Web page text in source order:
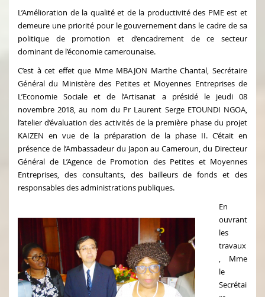
L’Amélioration de la qualité et de la productivité des PME est et
demeure une priorité pour le gouvernement dans le cadre de sa
politique de promotion et d’encadrement de ce secteur
dominant de l’économie camerounaise.
C’est à cet effet que Mme MBAJON Marthe Chantal, Secrétaire
Général du Ministère des Petites et Moyennes Entreprises de
L’Economie Sociale et de l’Artisanat a présidé le jeudi 08
novembre 2018, au nom du Pr Laurent Serge ETOUNDI NGOA,
l’atelier d’évaluation des activités de la première phase du projet
KAIZEN en vue de la préparation de la phase II. C’était en
présence de l’Ambassadeur du Japon au Cameroun, du Directeur
Général de L’Agence de Promotion des Petites et Moyennes
Entreprises, des consultants, des bailleurs de fonds et des
responsables des administrations publiques.
En
ouvrant
les
travaux
, Mme
le
Secrétai